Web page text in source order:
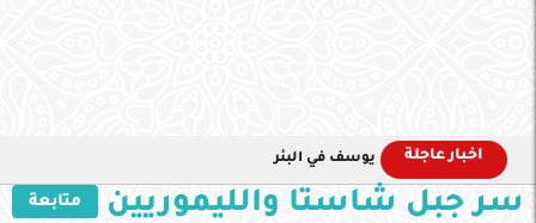
اخبار عاجلة يوسف في البئر
سر جبل شاستا والليموريين متابعة